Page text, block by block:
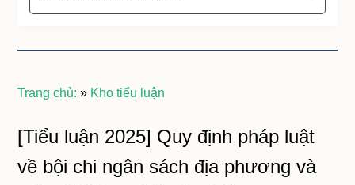
Trang chủ: » Kho tiểu luận
[Tiểu luận 2025] Quy định pháp luật
về bội chi ngân sách địa phương và